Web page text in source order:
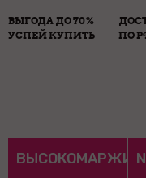
ВЫГОДА ДО 70%
УСПЕЙ КУПИТЬ
ПО